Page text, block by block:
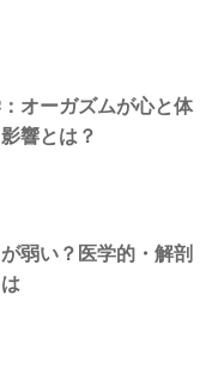
オーガズムが心と体
響とは？
弱い？医学的・解剖